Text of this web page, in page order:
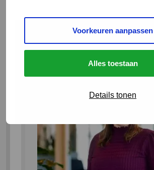
Voorkeuren aanpassen
Alles toestaan
Details tonen